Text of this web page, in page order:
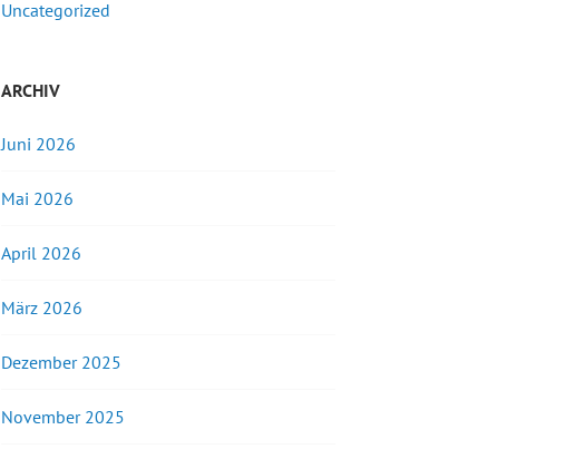
Uncategorized
ARCHIV
Juni 2026
Mai 2026
April 2026
März 2026
Dezember 2025
November 2025